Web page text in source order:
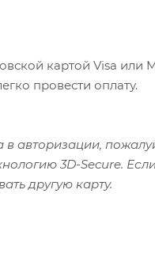
картой Visa или
провести оплату.
авторизации,
3D-Secure.
другую карту.